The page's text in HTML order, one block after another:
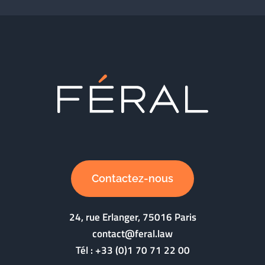
Contactez-nous
24, rue Erlanger, 75016 Paris
contact@feral.law
Tél :+33 (0)1 70 71 22 00